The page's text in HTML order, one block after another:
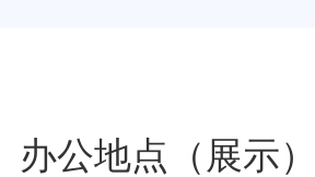
办公地点（展示）